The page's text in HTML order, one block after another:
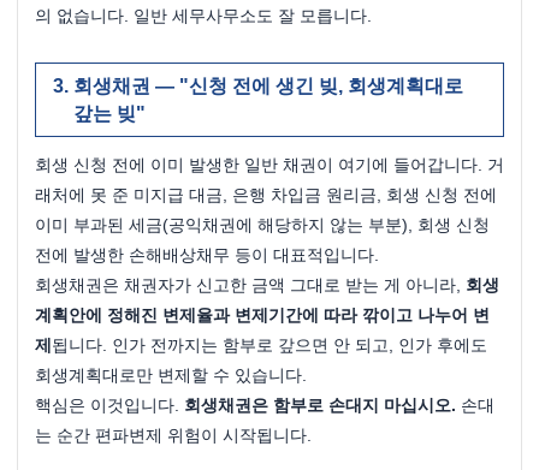
의 없습니다. 일반 세무사무소도 잘 모릅니다.
회생채권 — "신청 전에 생긴 빚, 회생계획대로
갚는 빚"
회생 신청 전에 이미 발생한 일반 채권이 여기에 들어갑니다. 거
래처에 못 준 미지급 대금, 은행 차입금 원리금, 회생 신청 전에
이미 부과된 세금(공익채권에 해당하지 않는 부분), 회생 신청
전에 발생한 손해배상채무 등이 대표적입니다.
회생채권은 채권자가 신고한 금액 그대로 받는 게 아니라, 회생
계획안에 정해진 변제율과 변제기간에 따라 깎이고 나누어 변
제 됩니다. 인가 전까지는 함부로 갚으면 안 되고, 인가 후에도
회생계획대로만 변제할 수 있습니다.
핵심은 이것입니다. 회생채권은 함부로 손대지 마십시오. 손대
는 순간 편파변제 위험이 시작됩니다.